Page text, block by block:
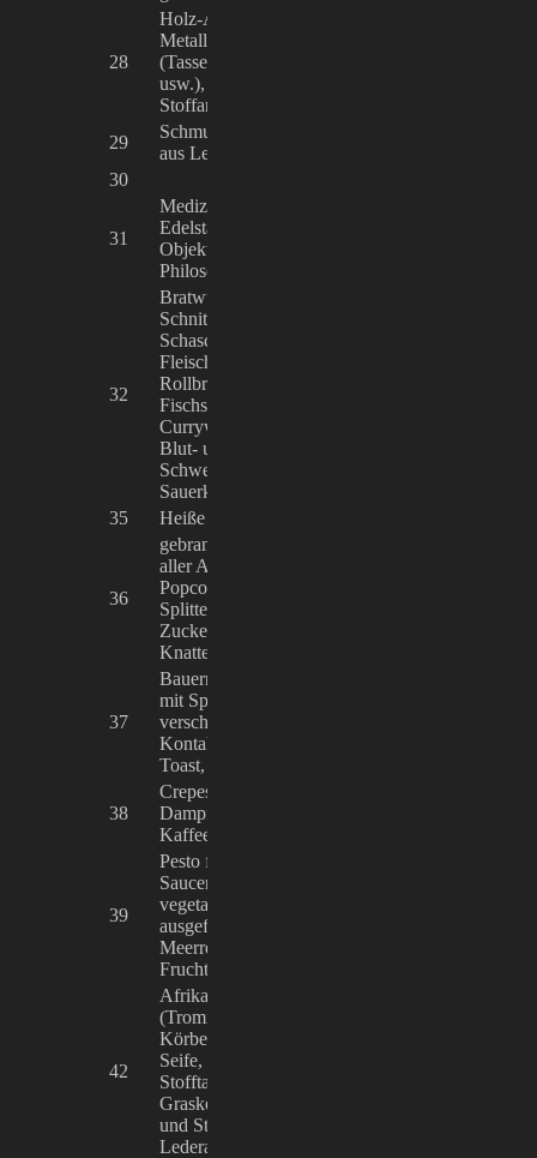
28
Holz-Anhänger, Holz-Spielzeug,
Metall-Buchstützen, Keramik
(Tassen, Schalen, Teller, Köpfe
usw.), Karten, Papierarbeiten,
Stoffarbeiten
29
Schmuck, Mineralien, Schmuck
aus Leder und Bleikristall
30
31
Medizinische Instrumente aus
Edelstahl, Retro-Emaille-
Objekte und Blechschilder,
Philosophische Beratung
32
Bratwurst aller Art, Steak,
Schnitzel, Fleischpflanzerl,
Schaschlik, Kartoffelsalat,
Fleischspieße, Pommes Frites,
Rollbraten, Schweinebraten,
Fischsemmeln, Lachssemmeln,
Currywurst, Putenschnitzel,
Blut- und Leberwurst, Leberkäs,
Schweinshaxen, Fischfilet,
Sauerkraut
35 Heiße Maronen
36
gebrannte Mandeln und Nüsse
aller Art, Süßwaren, Magenbrot,
Popcorn, Schaumwaffeln,
Splitterbomben, Herzen,
Zuckerwatte, Glockenräder,
Knatterwalzen, Knatterauto
37
Bauern-Toast (Vinschgerl belegt
mit Speck, Käse und
verschiedenen Gewürzen) im
Kontaktgrill zubereitet, Vegan-
Toast, Almdudler
38
Crepes und Waffeln aller Art,
Dampfnudeln mit Vanillesoße,
Kaffee, Kakao, Tee aller Art
39
Pesto für Pasta, Steak-Dip-
Saucen, vegane und
vegetarische Brotaufstriche,
ausgefallene Knoblauch-, Senf-,
Meerrettichvariationen,
Fruchtaufstriche
42
Afrikanisches Kunsthandwerk
(Trommeln, Holzschnitzereien,
Körbe, Glasperlen), Schwarze
Seife, Sheabutter, Kaftan,
Stofftaschen, Musikinstrumente,
Grasketten, Holzketten, Leder-
und Stofftaschen,
Lederarmbänder, Kleinmöbel